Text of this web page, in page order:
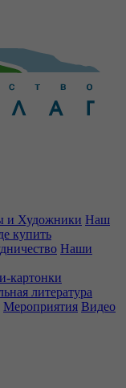
и Художники Наш
купить
Наши
картонки
литература
Мероприятия Видео